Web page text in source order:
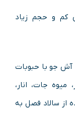
کم و حجم زیاد
آش جو با حبوبات
میوه جات، انار،
از سالاد فصل به